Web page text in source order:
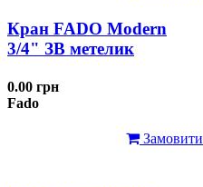
Кран FADO Modern
3/4" ЗВ метелик
0.00 грн
Fado
Замовити